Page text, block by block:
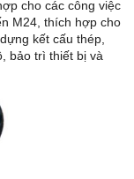
cho các công việc
M24, thích hợp cho
kết cấu thép,
bảo trì thiết bị và